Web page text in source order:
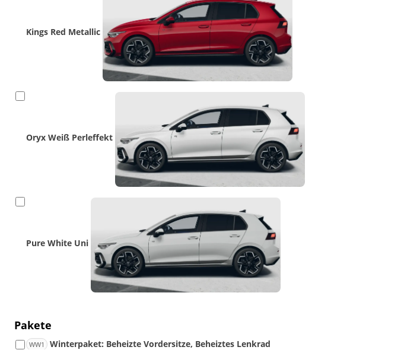
Pakete
WW1 Winterpaket: Beheizte Vordersitze, Beheiztes Lenkrad
Kings Red Metallic
Oryx Weiß Perleffekt
Pure White Uni